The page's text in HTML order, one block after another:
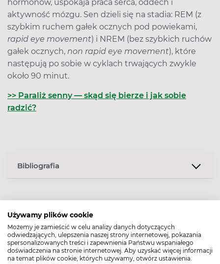
Używamy plików cookie
Możemy je zamieścić w celu analizy danych dotyczących
odwiedzających, ulepszenia naszej strony internetowej, pokazania
spersonalizowanych treści i zapewnienia Państwu wspaniałego
doświadczenia na stronie internetowej. Aby uzyskać więcej informacji
na temat plików cookie, których używamy, otwórz ustawienia.
hormonów, uspokaja praca serca, oddech i
aktywność mózgu. Sen dzieli się na stadia: REM (z
szybkim ruchem gałek ocznych pod powiekami,
rapid eye movement) i NREM (bez szybkich ruchów
gałek ocznych, non rapid eye movement), które
następują po sobie w cyklach trwających zwykle
około 90 minut.
>> Paraliż senny — skąd się bierze i jak sobie
radzić?
Bibliografia
Podziel się:
Poznaj naszego eksperta